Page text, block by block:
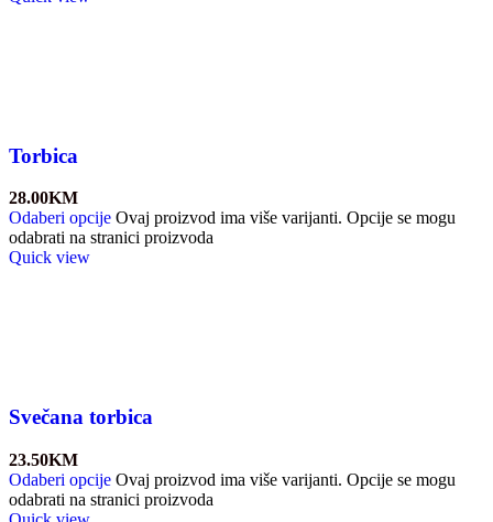
Torbica
28.00KM
Odaberi opcije Ovaj proizvod ima više varijanti. Opcije se mogu
odabrati na stranici proizvoda
Quick view
Svečana torbica
23.50KM
Odaberi opcije Ovaj proizvod ima više varijanti. Opcije se mogu
odabrati na stranici proizvoda